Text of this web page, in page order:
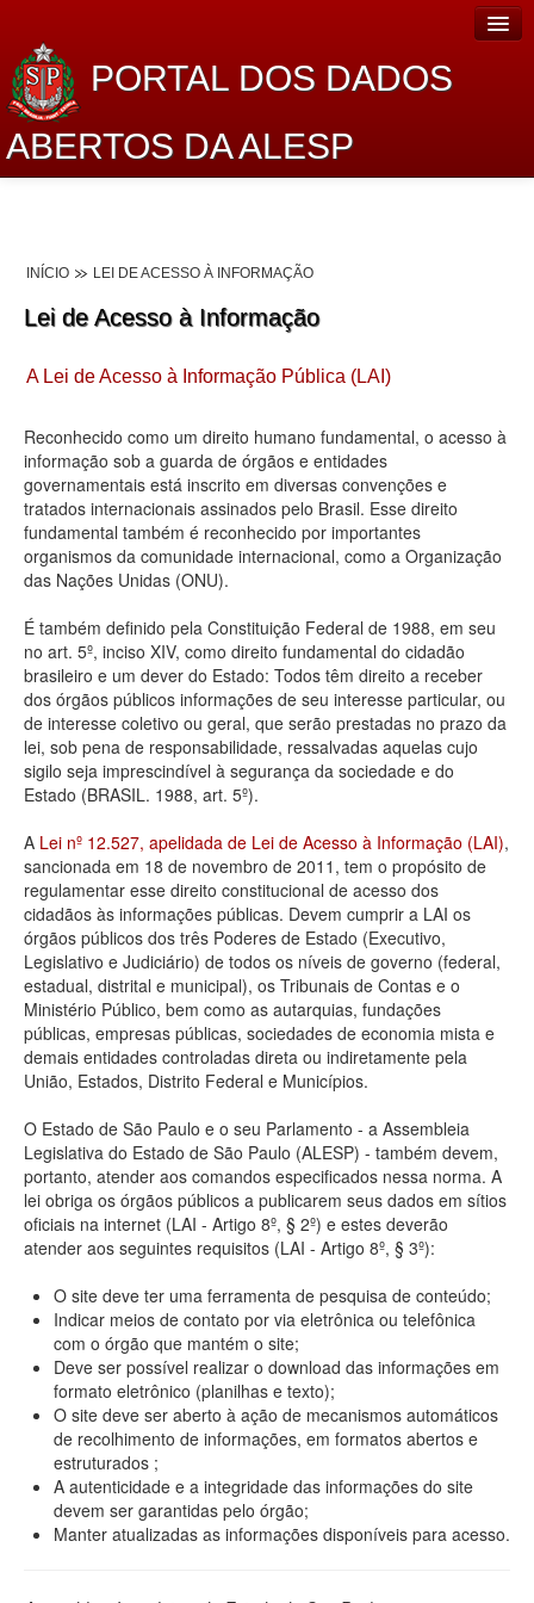
PORTAL DOS DADOS
ABERTOS DA ALESP
Lei de Acesso à Informação
Dados Governamentais Abertos
Planejamento
Catálogo de dados
Processo Legislativo
Deputados Estaduais
Administração
Legislação
Agenda
Perguntas frequentes
Contato
INÍCIO LEI DE ACESSO À INFORMAÇÃO
Lei de Acesso à Informação
A Lei de Acesso à Informação Pública (LAI)
Reconhecido como um direito humano fundamental, o acesso à
informação sob a guarda de órgãos e entidades
governamentais está inscrito em diversas convenções e
tratados internacionais assinados pelo Brasil. Esse direito
fundamental também é reconhecido por importantes
organismos da comunidade internacional, como a Organização
das Nações Unidas (ONU).
É também definido pela Constituição Federal de 1988, em seu
no art. 5º, inciso XIV, como direito fundamental do cidadão
brasileiro e um dever do Estado: Todos têm direito a receber
dos órgãos públicos informações de seu interesse particular, ou
de interesse coletivo ou geral, que serão prestadas no prazo da
lei, sob pena de responsabilidade, ressalvadas aquelas cujo
sigilo seja imprescindível à segurança da sociedade e do
Estado (BRASIL. 1988, art. 5º).
A Lei nº 12.527, apelidada de Lei de Acesso à Informação (LAI),
sancionada em 18 de novembro de 2011, tem o propósito de
regulamentar esse direito constitucional de acesso dos
cidadãos às informações públicas. Devem cumprir a LAI os
órgãos públicos dos três Poderes de Estado (Executivo,
Legislativo e Judiciário) de todos os níveis de governo (federal,
estadual, distrital e municipal), os Tribunais de Contas e o
Ministério Público, bem como as autarquias, fundações
públicas, empresas públicas, sociedades de economia mista e
demais entidades controladas direta ou indiretamente pela
União, Estados, Distrito Federal e Municípios.
O Estado de São Paulo e o seu Parlamento - a Assembleia
Legislativa do Estado de São Paulo (ALESP) - também devem,
portanto, atender aos comandos especificados nessa norma. A
lei obriga os órgãos públicos a publicarem seus dados em sítios
oficiais na internet (LAI - Artigo 8º, § 2º) e estes deverão
atender aos seguintes requisitos (LAI - Artigo 8º, § 3º):
O site deve ter uma ferramenta de pesquisa de conteúdo;
Indicar meios de contato por via eletrônica ou telefônica
com o órgão que mantém o site;
Deve ser possível realizar o download das informações em
formato eletrônico (planilhas e texto);
O site deve ser aberto à ação de mecanismos automáticos
de recolhimento de informações, em formatos abertos e
estruturados ;
A autenticidade e a integridade das informações do site
devem ser garantidas pelo órgão;
Manter atualizadas as informações disponíveis para acesso.